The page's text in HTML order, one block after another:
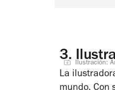
3. Ilustración:
La